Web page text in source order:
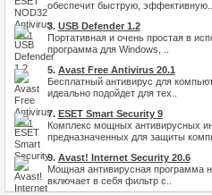
обеспечит быструю, эффективную..
3. USB Defender 1.2
Портативная и очень простая в
программа для Windows, ..
5. Avast Free Antivirus 20.1
Бесплатный антивирус для
идеально подойдет для тех..
7. ESET Smart Security 9
Комплекс мощных антивирусных
предназначенных для защиты
9. Avast! Internet Security 20.6
Мощная антивирусная программа
включает в себя фильтр с..